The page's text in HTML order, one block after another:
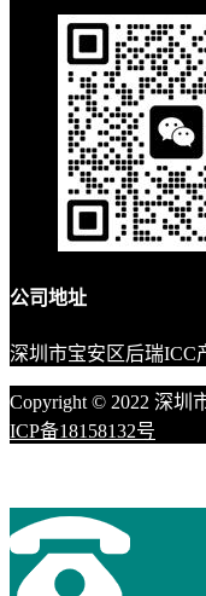
公司地址
深圳市宝安区后瑞ICC
Copyright © 2022 深圳
ICP备18158132号